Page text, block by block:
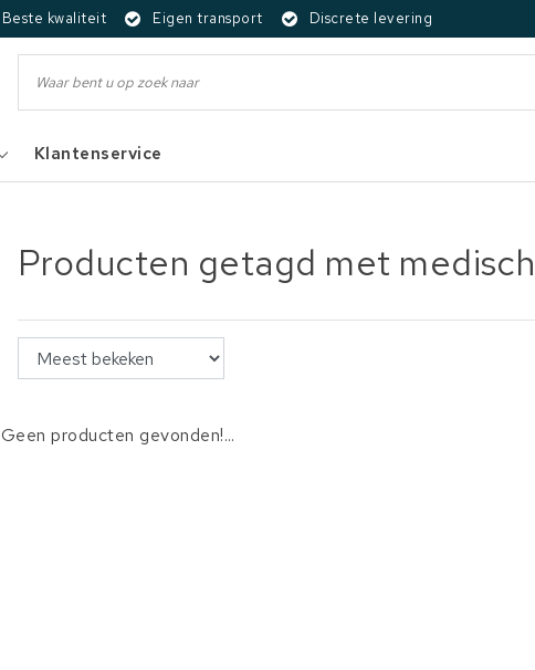
Beste kwaliteit Eigen transport Discrete levering
Klantenservice
Producten getagd met
Geen producten gevonden!...